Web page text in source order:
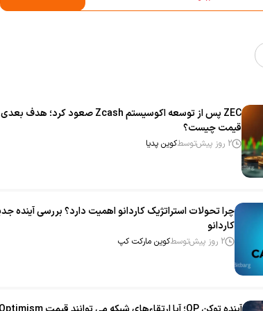
ZEC پس از توسعه اکوسیستم Zcash صعود کرد؛ هدف بعدی
قیمت چیست؟
2 روز پیش توسطکوین پدیا
چرا تحولات استراتژیک کاردانو اهمیت دارد؟ بررسی آينده
کاردانو
2 روز پیش توسطکوین مارکت کپ